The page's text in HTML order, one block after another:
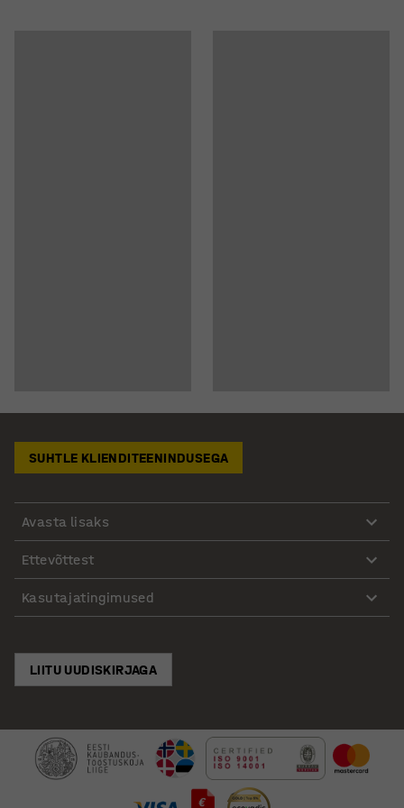
SUHTLE KLIENDITEENINDUSEGA
Avasta lisaks
Ettevõttest
Kasutajatingimused
LIITU UUDISKIRJAGA